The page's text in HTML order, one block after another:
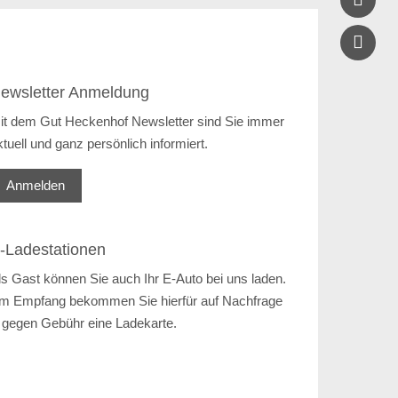
Anmeldung
dem Gut Heckenhof Newsletter sind Sie immer
und ganz persönlich informiert.
Anmelden
Ladestationen
Gast können Sie auch Ihr E-Auto bei uns laden.
Empfang bekommen Sie hierfür auf Nachfrage
Gebühr eine Ladekarte.